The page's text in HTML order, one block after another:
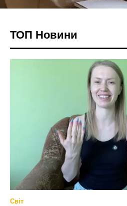
ТОП Новини
Світ